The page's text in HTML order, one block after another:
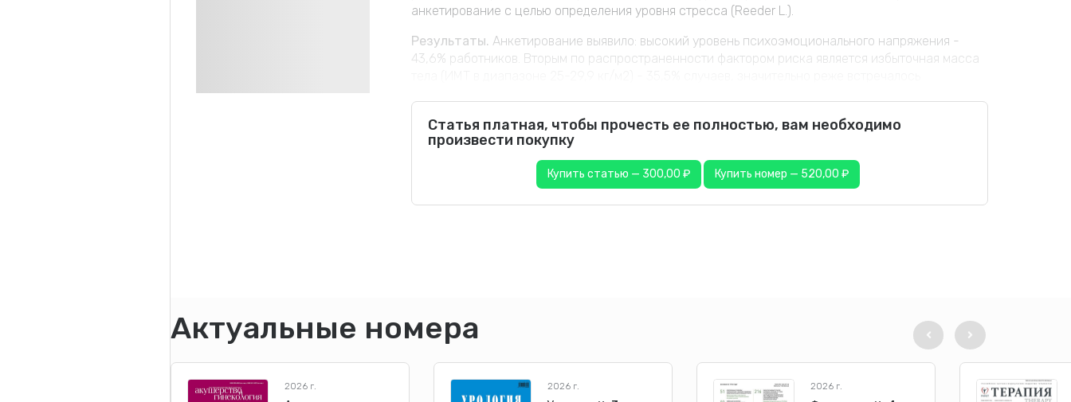
анкетирование с целью определения уровня стресса (Reeder L.).
Результаты. Анкетирование выявило: высокий уровень психоэмоционального напряжения -
43,6% работников. Вторым по распространенности фактором риска является избыточная масса
Статья платная, чтобы прочесть ее полностью, вам необходимо
произвести покупку
Купить статью — 300,00 ₽ Купить номер — 520,00 ₽
Актуальные номера
2026 г. 2026 г. 2026 г.